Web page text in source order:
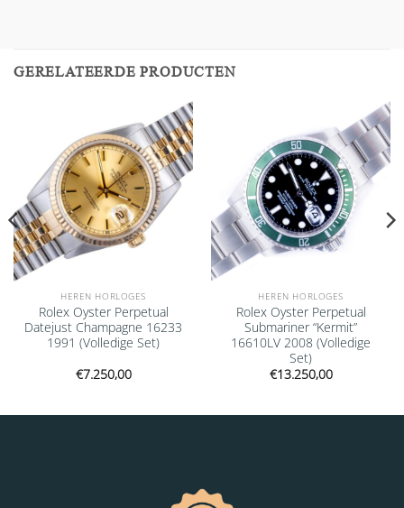
GERELATEERDE PRODUCTEN
Add to
wishlist
HEREN HORLOGES
Rolex Oyster Perpetual
Datejust Champagne 16233
1991 (Volledige Set)
€7.250,00
Add to
wishlist
HEREN HORLOGES
Rolex Oyster Perpetual
Submariner “Kermit”
16610LV 2008 (Volledige
Set)
€13.250,00